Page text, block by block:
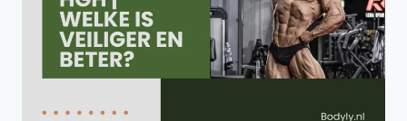
HORMOON?